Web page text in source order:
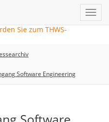
Software Engineering